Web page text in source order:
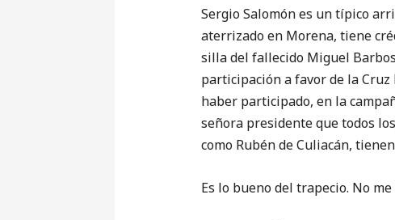
Sergio Salomón es un típico
aterrizado en Morena, tiene
silla del fallecido Miguel
participación a favor de la
haber participado, en la
señora presidente que todos
como Rubén de Culiacán,
Es lo bueno del trapecio. No